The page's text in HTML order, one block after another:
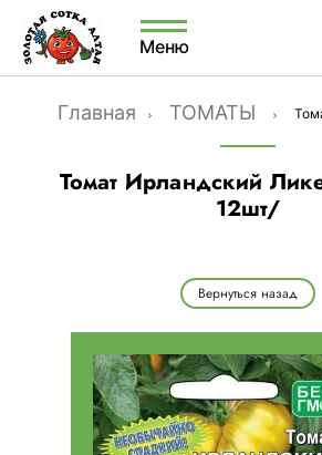
Меню
Главная ТОМАТЫ
Томат Ирландский
12шт/
Вернуться назад